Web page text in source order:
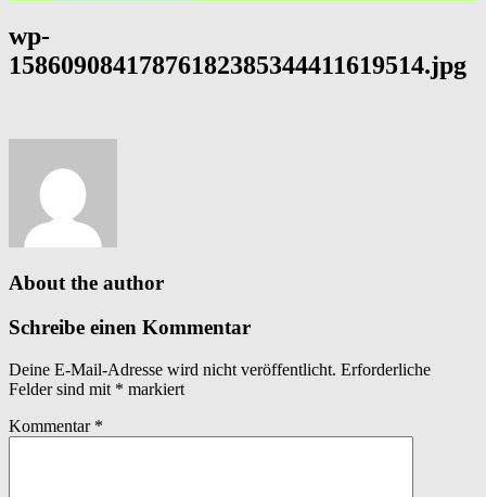
wp-
15860908417876182385344411619514.jpg
About the author
Schreibe einen Kommentar
Deine E-Mail-Adresse wird nicht veröffentlicht. Erforderliche
Felder sind mit * markiert
Kommentar *